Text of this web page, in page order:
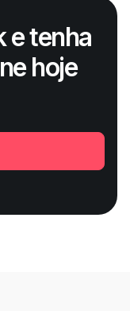
e tenha
hoje